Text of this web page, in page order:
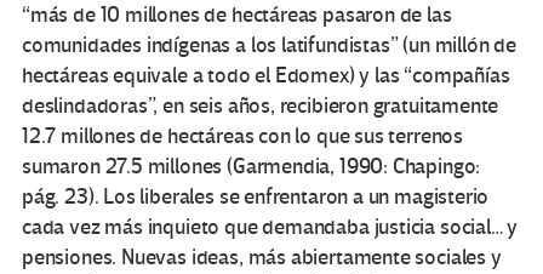
“más de 10 millones de hectáreas pasaron de las
comunidades indígenas a los latifundistas” (un millón de
hectáreas equivale a todo el Edomex) y las “compañías
deslindadoras”, en seis años, recibieron gratuitamente
12.7 millones de hectáreas con lo que sus terrenos
sumaron 27.5 millones (Garmendia, 1990: Chapingo:
pág. 23). Los liberales se enfrentaron a un magisterio
cada vez más inquieto que demandaba justicia social… y
pensiones. Nuevas ideas, más abiertamente sociales y